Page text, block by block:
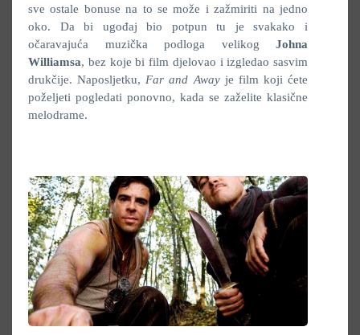
sve ostale bonuse na to se može i zažmiriti na jedno
oko. Da bi ugođaj bio potpun tu je svakako i
očaravajuća muzička podloga velikog Johna
Williamsa, bez koje bi film djelovao i izgledao sasvim
drukčije. Naposljetku, Far and Awayje film koji ćete
poželjeti pogledati ponovno, kada se zaželite klasične
melodrame.